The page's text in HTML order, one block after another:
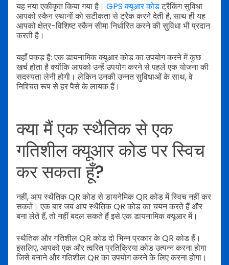
यह नया एकीकृत किया गया है। GPS क्यूआर कोडट्रैकिंग सुविधा
आपको स्कैन स्थानों को सटीकता से ट्रैक करने देती है, साथ ही यह
आपको क्षेत्र-विशिष्ट स्कैन सीमा निर्धारित करने की सुविधा भी प्रदान
करती है।
यहाँ पकड़ है: एक डायनामिक क्यूआर कोड का उपयोग करने में कुछ
खर्च होता है क्योंकि आपको उन्हें उपयोग करने से पहले एक योजना की
सदस्यता लेनी होगी। लेकिन उनकी उन्नत सुविधाओं के साथ, वे
निश्चित रूप से हर पैसे के लायक हैं।
क्या मैं एक स्थैतिक से एक
गतिशील क्यूआर कोड पर स्विच
कर सकता हूँ?
नहीं, आप स्थैतिक QR कोड से डायनेमिक QR कोड में स्विच नहीं कर
सकते। एक बार जब आप स्थैतिक QR कोड का चयन करते हैं और
बना लेते हैं, तोनहीं बदल सकते हैं इसे एक डायनामिक क्यूआर में।
स्थैतिक और गतिशील QR कोड दो भिन्न प्रकार के QR कोड हैं।
इसलिए, आपको एक और त्वरित प्रतिक्रिया कोड उत्पन्न करना होगा
जिसे बनाने और गतिशील QR का उपयोग करने के लिए करना होगा।